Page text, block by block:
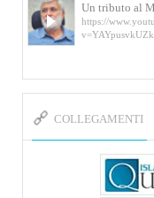
Un tributo al
https://
L’Abluzione
e l’Imam
della figlia di
https://
v=-
COLLEGAMENTI